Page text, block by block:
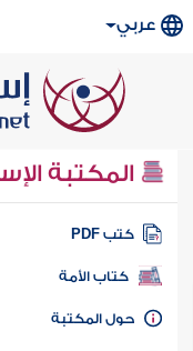
عربي
المكتبة
كتب PDF
كتاب الأمة